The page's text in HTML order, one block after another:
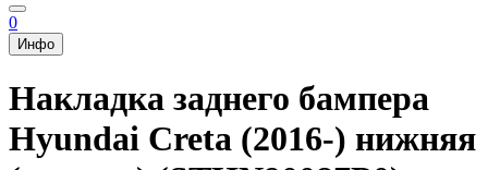
0
Инфо
Накладка заднего бампера
Hyundai Creta (2016-) нижняя